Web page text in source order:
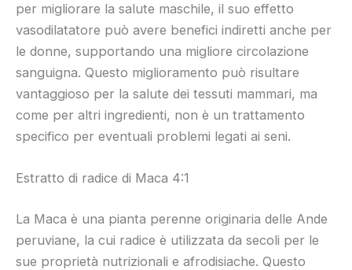
per migliorare la salute maschile, il suo effetto
vasodilatatore può avere benefici indiretti anche per
le donne, supportando una migliore circolazione
sanguigna. Questo miglioramento può risultare
vantaggioso per la salute dei tessuti mammari, ma
come per altri ingredienti, non è un trattamento
specifico per eventuali problemi legati ai seni.
Estratto di radice di Maca 4:1
La Maca è una pianta perenne originaria delle Ande
peruviane, la cui radice è utilizzata da secoli per le
sue proprietà nutrizionali e afrodisiache. Questo